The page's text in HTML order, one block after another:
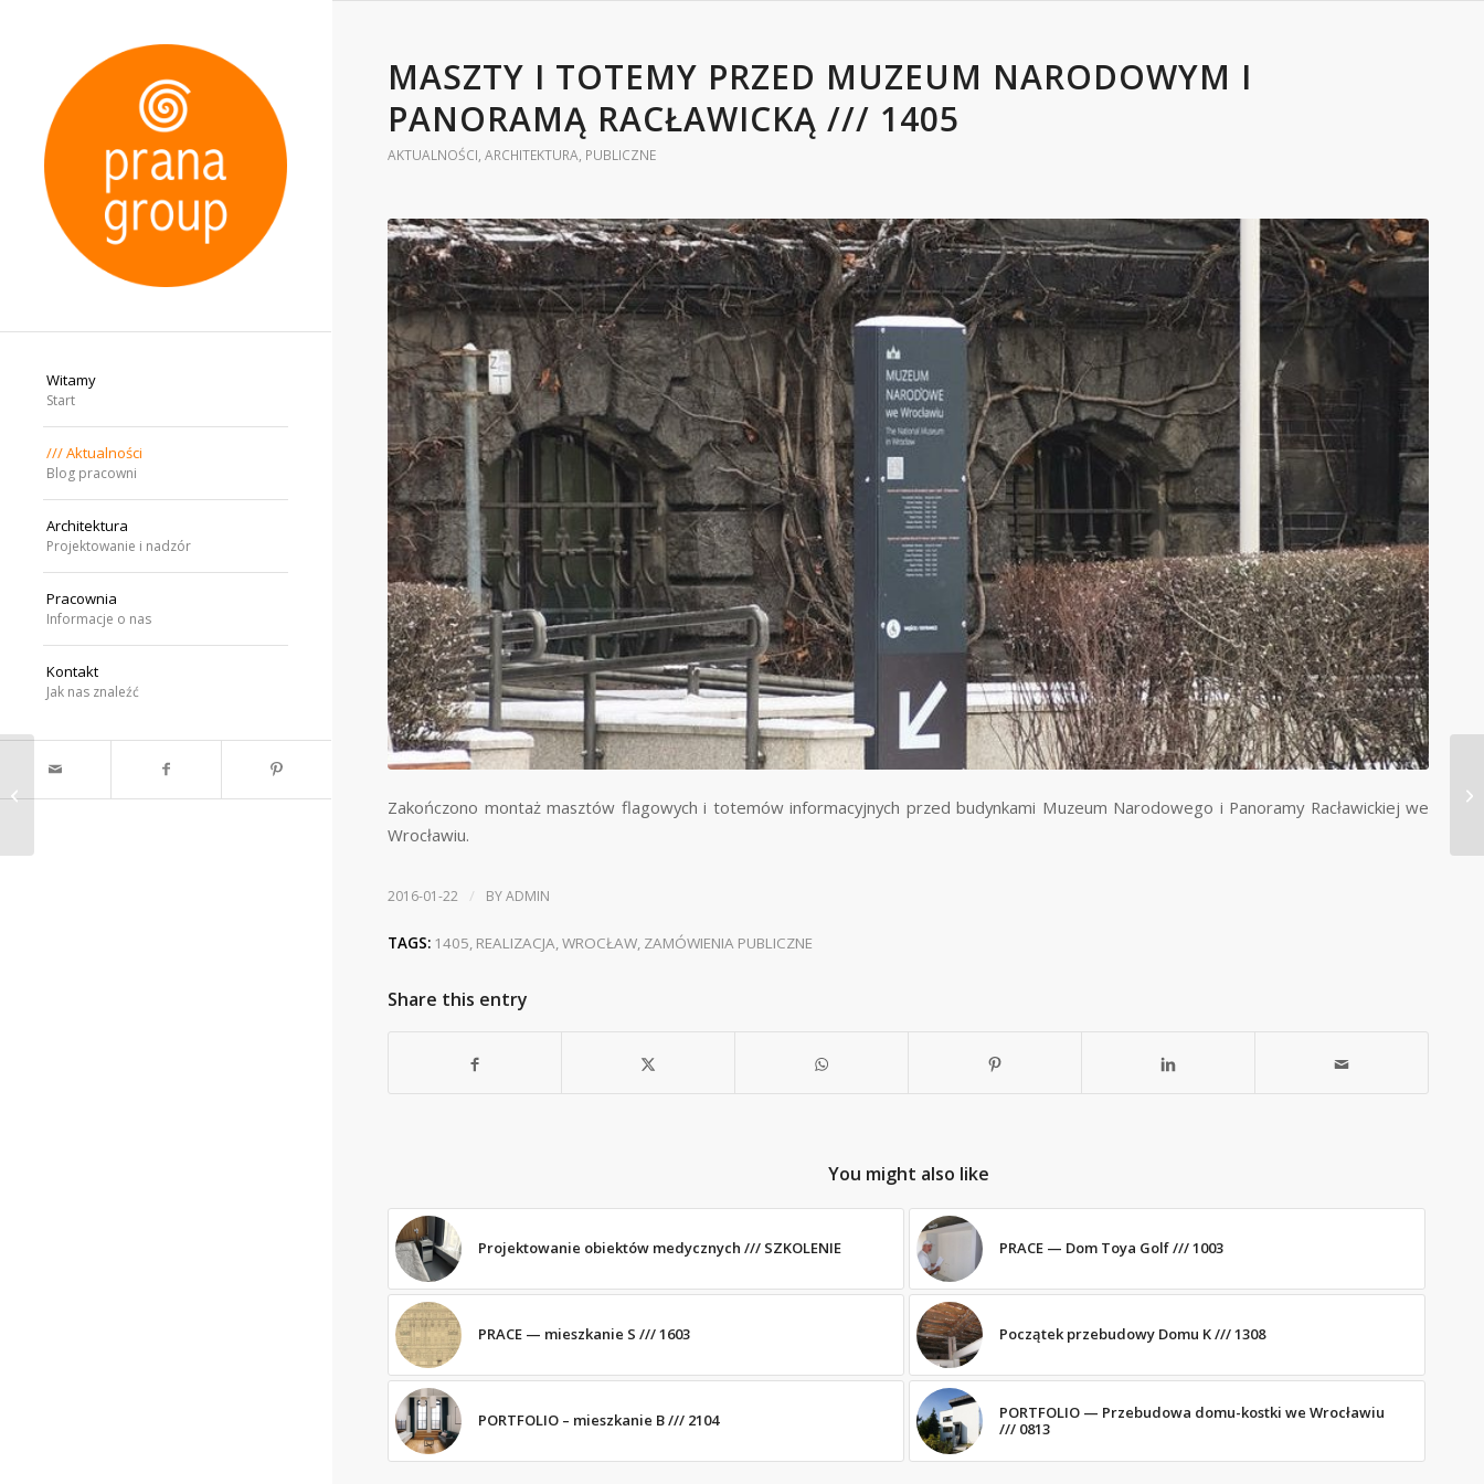
Witamy
Start
/// Aktualności
Blog pracowni
Architektura
Projektowanie i nadzór
Pracownia
Informacje o nas
Kontakt
Jak nas znaleźć
MASZTY I TOTEMY PRZED MUZEUM NARODOWYM I
PANORAMĄ RACŁAWICKĄ /// 1405
AKTUALNOŚCI, ARCHITEKTURA, PUBLICZNE
Zakończono montaż masztów flagowych i totemów informacyjnych przed budynkami Muzeum Narodowego i Panoramy Racławickiej we
Wrocławiu.
2016-01-22 / BYADMIN
TAGS: 1405, REALIZACJA,WROCŁAW, ZAMÓWIENIA PUBLICZNE
Share this entry
You might also like
Projektowanie obiektów medycznych /// SZKOLENIE PRACE — Dom Toya Golf /// 1003
PRACE — mieszkanie S /// 1603 Początek przebudowy Domu K /// 1308
PORTFOLIO – mieszkanie B /// 2104
PORTFOLIO — Przebudowa domu-kostki we Wrocławiu
/// 0813